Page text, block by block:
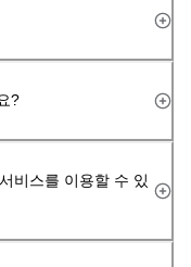
?
비스를 이용할 수 있